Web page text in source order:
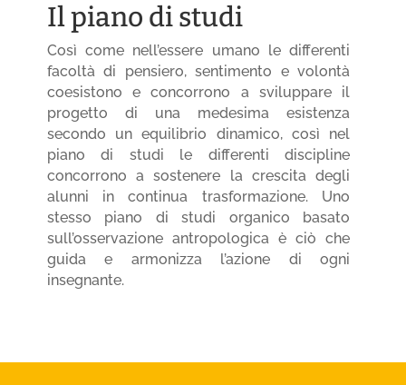
Il piano di studi
Così come nell’essere umano le differenti
facoltà di pensiero, sentimento e volontà
coesistono e concorrono a sviluppare il
progetto di una medesima esistenza
secondo un equilibrio dinamico, così nel
piano di studi le differenti discipline
concorrono a sostenere la crescita degli
alunni in continua trasformazione. Uno
stesso piano di studi organico basato
sull’osservazione antropologica è ciò che
guida e armonizza l’azione di ogni
insegnante.